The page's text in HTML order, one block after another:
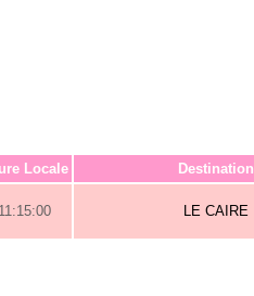
Locale Destination
11:15:00 LE CAIRE